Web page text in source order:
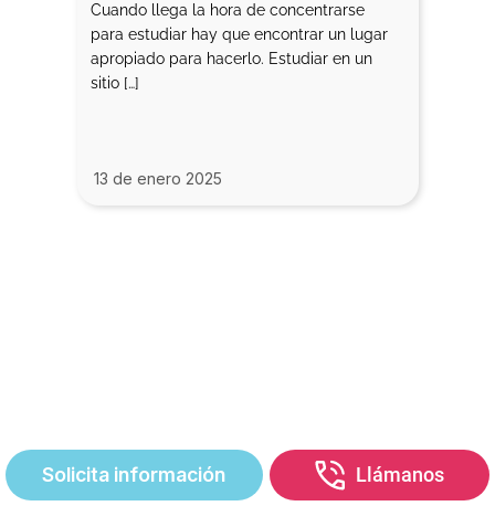
Solicita información Llámanos
Cuando llega la hora de concentrarse
para estudiar hay que encontrar un lugar
apropiado para hacerlo. Estudiar en un
sitio […]
13 de enero 2025
676 01 46 20